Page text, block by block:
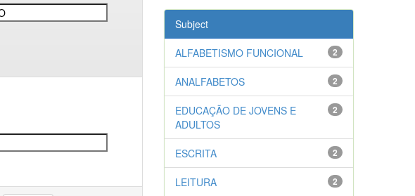
Subject
2
ALFABETISMO FUNCIONAL
2
ANALFABETOS
2
EDUCAÇÃO DE JOVENS E
ADULTOS
2
ESCRITA
2
LEITURA